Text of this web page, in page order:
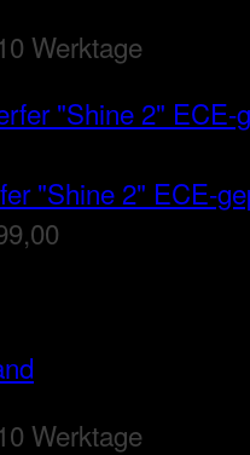
Werktage
"Shine 2" ECE-
Werktage